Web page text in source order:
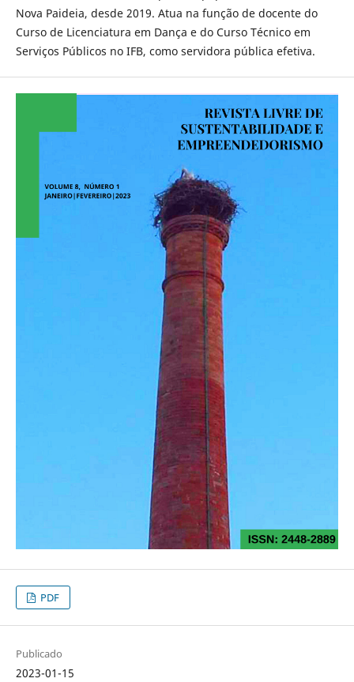
Nova Paideia, desde 2019. Atua na função de docente do
Curso de Licenciatura em Dança e do Curso Técnico em
Serviços Públicos no IFB, como servidora pública efetiva.
PDF
Publicado
2023-01-15